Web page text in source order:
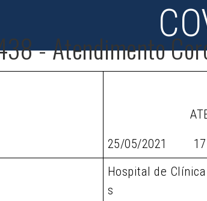
- Atendimento
25/05/2021
Hospital de Clínica
s